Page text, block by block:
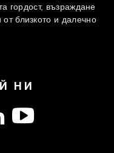
гордост, възраждане
близкото и далечно
НИ